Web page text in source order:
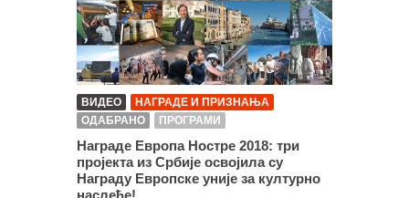
ВИДЕО
НАГРАДЕ И ПРИЗНАЊА
ОДАБРАНО
ПРОГРАМИ
Награде Европа Ностре 2018: три
пројекта из Србије освојила су
Награду Европске уније за културно